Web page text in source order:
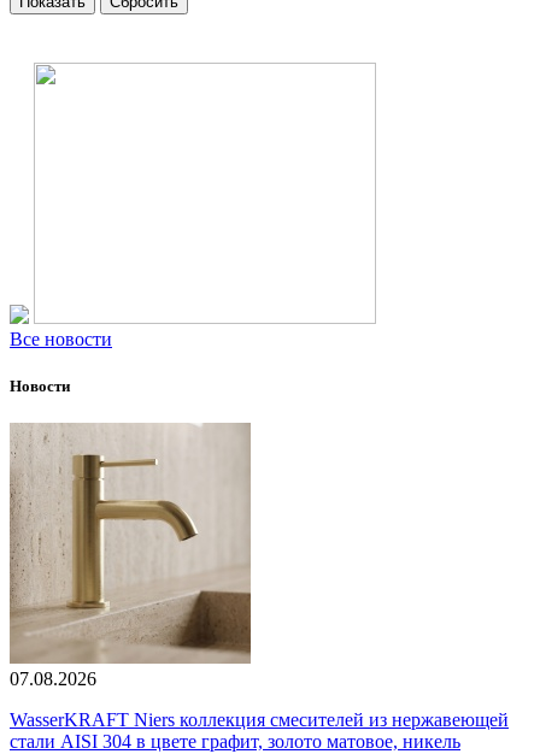
Все новости
Новости
07.08.2026
WasserKRAFT Niers коллекция смесителей из нержавеющей
стали AISI 304 в цвете графит, золото матовое, никель